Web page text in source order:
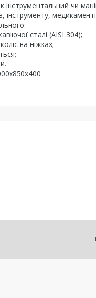
чи
інструменту,
сталі (AISI 304);
на ніжках;